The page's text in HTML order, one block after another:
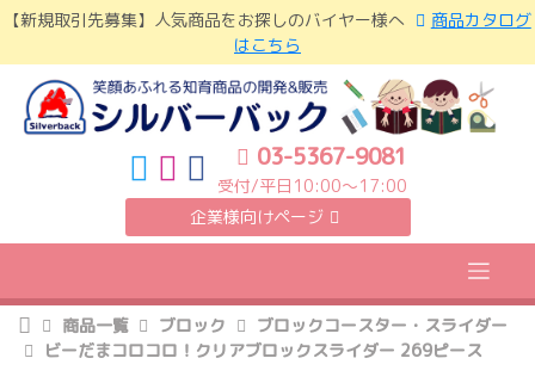
Skip
content
【新規取引先募集】人気商品をお探しのバイヤー様へ
商品カタログ
はこちら
03-5367-9081
受付/平日10:00〜17:00
企業様向けページ
商品一覧 ブロック
ブロックコースター・スライダー
ビーだまコロコロ！クリアブロックスライダー 269ピース